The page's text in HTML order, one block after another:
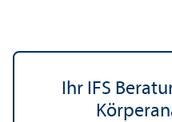
Ihr IFS